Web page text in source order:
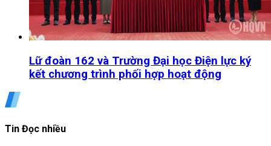
Lữ đoàn 162 và Trường Đại học Điện lực ký
kết chương trình phối hợp hoạt động
Tin Đọc nhiều